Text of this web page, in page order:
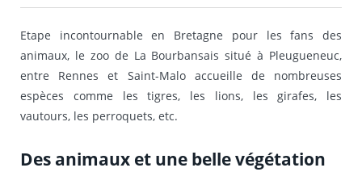
Etape incontournable en Bretagne pour les fans des
animaux, le zoo de La Bourbansais situé à Pleugueneuc,
entre Rennes et Saint-Malo accueille de nombreuses
espèces comme les tigres, les lions, les girafes, les
vautours, les perroquets, etc.
Des animaux et une belle végétation